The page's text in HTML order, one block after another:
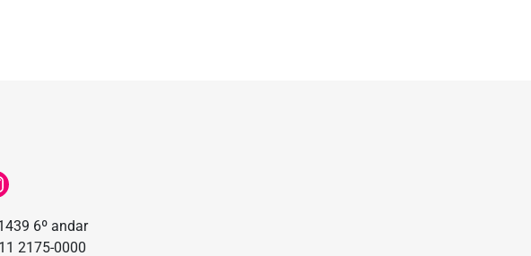
6º andar
2175-0000